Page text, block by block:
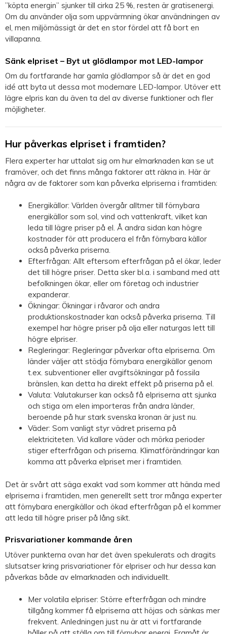
”köpta energin” sjunker till cirka 25 %, resten är gratisenergi.
Om du använder olja som uppvärmning ökar användningen av
el, men miljömässigt är det en stor fördel att få bort en
villapanna.
Sänk elpriset – Byt ut glödlampor mot LED-lampor
Om du fortfarande har gamla glödlampor så är det en god
idé att byta ut dessa mot modernare LED-lampor. Utöver ett
lägre elpris kan du även ta del av diverse funktioner och fler
möjligheter.
Hur påverkas elpriset i framtiden?
Flera experter har uttalat sig om hur elmarknaden kan se ut
framöver, och det finns många faktorer att räkna in. Här är
några av de faktorer som kan påverka elpriserna i framtiden:
Energikällor: Världen övergår alltmer till förnybara
energikällor som sol, vind och vattenkraft, vilket kan
leda till lägre priser på el. Å andra sidan kan högre
kostnader för att producera el från förnybara källor
också påverka priserna.
Efterfrågan: Allt eftersom efterfrågan på el ökar, leder
det till högre priser. Detta sker bl.a. i samband med att
befolkningen ökar, eller om företag och industrier
expanderar.
Ökningar: Ökningar i råvaror och andra
produktionskostnader kan också påverka priserna. Till
exempel har högre priser på olja eller naturgas lett till
högre elpriser.
Regleringar: Regleringar påverkar ofta elpriserna. Om
länder väljer att stödja förnybara energikällor genom
t.ex. subventioner eller avgiftsökningar på fossila
bränslen, kan detta ha direkt effekt på priserna på el.
Valuta: Valutakurser kan också få elpriserna att sjunka
och stiga om elen importeras från andra länder,
beroende på hur stark svenska kronan är just nu.
Väder: Som vanligt styr vädret priserna på
elektriciteten. Vid kallare väder och mörka perioder
stiger efterfrågan och priserna. Klimatförändringar kan
komma att påverka elpriset mer i framtiden.
Det är svårt att säga exakt vad som kommer att hända med
elpriserna i framtiden, men generellt sett tror många experter
att förnybara energikällor och ökad efterfrågan på el kommer
att leda till högre priser på lång sikt.
Prisvariationer kommande åren
Utöver punkterna ovan har det även spekulerats och dragits
slutsatser kring prisvariationer för elpriser och hur dessa kan
påverkas både av elmarknaden och individuellt.
Mer volatila elpriser: Större efterfrågan och mindre
tillgång kommer få elpriserna att höjas och sänkas mer
frekvent. Anledningen just nu är att vi fortfarande